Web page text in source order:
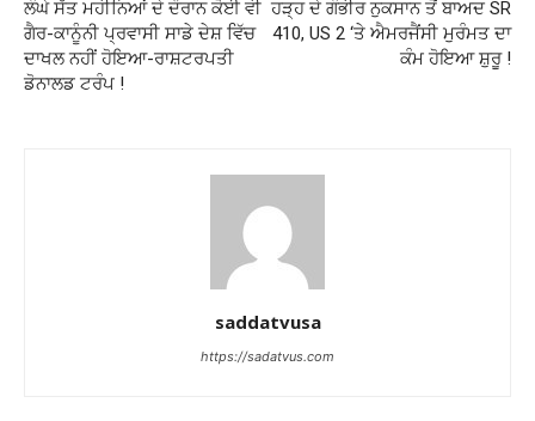
ਲੰਘੇ ਸੱਤ ਮਹੀਨਿਆਂ ਦੇ ਦੌਰਾਨ ਕੋਈ ਵੀ
ਗੈਰ-ਕਾਨੂੰਨੀ ਪ੍ਰਵਾਸੀ ਸਾਡੇ ਦੇਸ਼ ਵਿੱਚ
ਦਾਖਲ ਨਹੀਂ ਹੋਇਆ-ਰਾਸ਼ਟਰਪਤੀ
ਡੋਨਾਲਡ ਟਰੰਪ !
ਹੜ੍ਹ ਦੇ ਗੰਭੀਰ ਨੁਕਸਾਨ ਤੋਂ ਬਾਅਦ SR
410, US 2 ‘ਤੇ ਐਮਰਜੈਂਸੀ ਮੁਰੰਮਤ ਦਾ
ਕੰਮ ਹੋਇਆ ਸ਼ੁਰੂ !
saddatvusa
https://sadatvus.com